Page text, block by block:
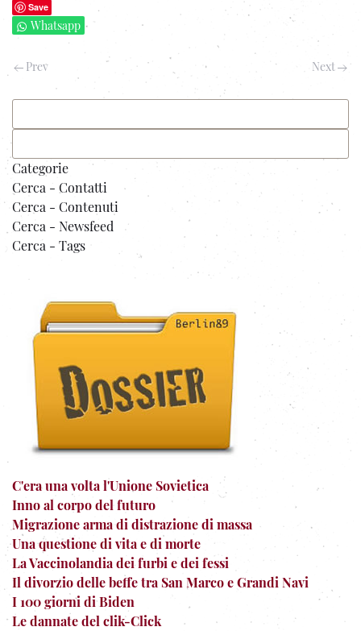
Save
Whatsapp
Prev Next
Categorie
Cerca - Contatti
Cerca - Contenuti
Cerca - Newsfeed
Cerca - Tags
C'era una volta l'Unione Sovietica
Inno al corpo del futuro
Migrazione arma di distrazione di massa
Una questione di vita e di morte
La Vaccinolandia dei furbi e dei fessi
Il divorzio delle beffe tra San Marco e Grandi Navi
I 100 giorni di Biden
Le dannate del clik-Click